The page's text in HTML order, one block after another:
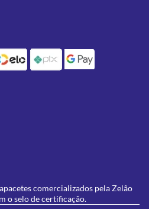
comercializados pela Zelão
o selo de certificação.